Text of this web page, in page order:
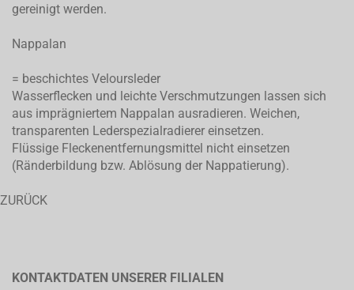
gereinigt werden.
Nappalan
= beschichtes Veloursleder
Wasserflecken und leichte Verschmutzungen lassen sich
aus imprägniertem Nappalan ausradieren. Weichen,
transparenten Lederspezialradierer einsetzen.
Flüssige Fleckenentfernungsmittel nicht einsetzen
(Ränderbildung bzw. Ablösung der Nappatierung).
ZURÜCK
KONTAKTDATEN UNSERER FILIALEN